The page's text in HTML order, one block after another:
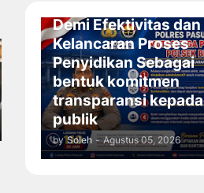
Demi Efektivitas dan
Kelancaran Proses
Penyidikan Sebagai
bentuk komitmen
transparansi kepada
publik
by Soleh - Agustus 05, 2026